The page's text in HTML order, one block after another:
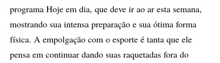
programa Hoje em dia, que deve ir ao ar esta semana,
mostrando sua intensa preparação e sua ótima forma
física. A empolgação com o esporte é tanta que ele
pensa em continuar dando suas raquetadas fora do